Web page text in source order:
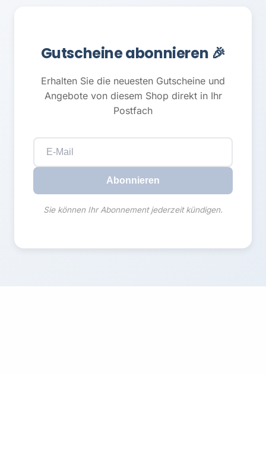
Gutscheine abonnieren 🎉
Erhalten Sie die neuesten Gutscheine und
Angebote von diesem Shop direkt in Ihr
Postfach
Abonnieren
Sie können Ihr Abonnement jederzeit kündigen.